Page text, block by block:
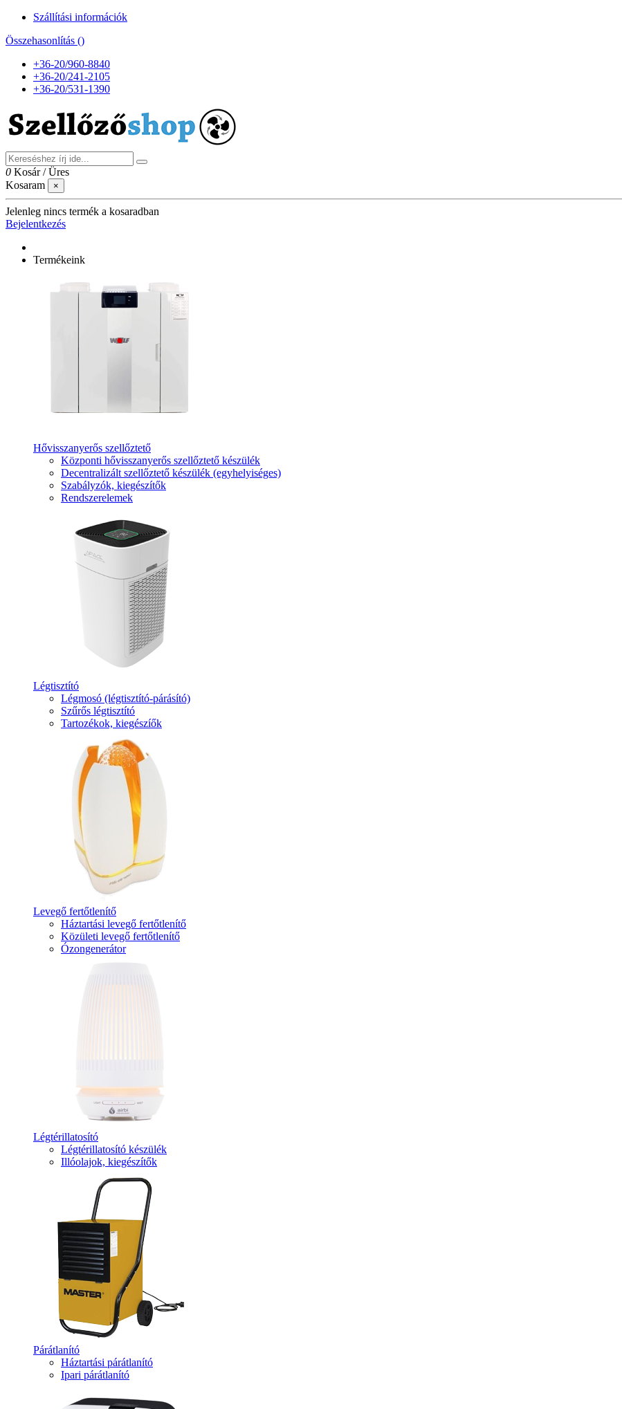
Szállítási információk
Összehasonlítás ()
+36-20/960-8840
+36-20/241-2105
+36-20/531-1390
0 Kosár /Üres
Kosaram
×
Jelenleg nincs termék a kosaradban
Bejelentkezés
Termékeink
Hővisszanyerős szellőztető
Központi hővisszanyerős szellőztető készülék
Decentralizált szellőztető készülék (egyhelyiséges)
Szabályzók, kiegészítők
Rendszerelemek
Légtisztító
Légmosó (légtisztító-párásító)
Szűrős légtisztító
Tartozékok, kiegészíők
Levegő fertőtlenítő
Háztartási levegő fertőtlenítő
Közületi levegő fertőtlenítő
Ózongenerátor
Légtérillatosító
Légtérillatosító készülék
Illóolajok, kiegészítők
Párátlanító
Háztartási párátlanító
Ipari párátlanító